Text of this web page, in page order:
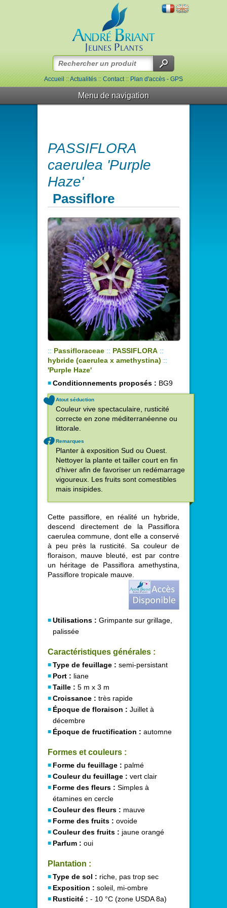
Accueil::Actualités::Contact::Plan d'accès - GPS
Menu de navigation
PASSIFLORA
caerulea 'Purple
Haze'
Passiflore
:: Passifloraceae :: PASSIFLORA ::
hybride (caerulea x amethystina) ::
'Purple Haze'
Conditionnements proposés : BG9
Atout séduction
Couleur vive spectaculaire, rusticité
correcte en zone méditerranéenne ou
littorale.
Remarques
Planter à exposition Sud ou Ouest.
Nettoyer la plante et tailler court en fin
d'hiver afin de favoriser un redémarrage
vigoureux. Les fruits sont comestibles
mais insipides.
Cette passiflore, en réalité un hybride,
descend directement de la Passiflora
caerulea commune, dont elle a conservé
à peu près la rusticité. Sa couleur de
floraison, mauve bleuté, est par contre
un héritage de Passiflora amethystina,
Passiflore tropicale mauve.
Utilisations : Grimpante sur grillage,
palissée
Caractéristiques générales :
Type de feuillage : semi-persistant
Port : liane
Taille : 5 m x 3 m
Croissance : très rapide
Époque de floraison : Juillet à
décembre
Époque de fructification : automne
Formes et couleurs :
Forme du feuillage : palmé
Couleur du feuillage : vert clair
Forme des fleurs : Simples à
étamines en cercle
Couleur des fleurs : mauve
Forme des fruits : ovoide
Couleur des fruits : jaune orangé
Parfum : oui
Plantation :
Type de sol : riche, pas trop sec
Exposition : soleil, mi-ombre
Rusticité : - 10 °C (zone USDA 8a)